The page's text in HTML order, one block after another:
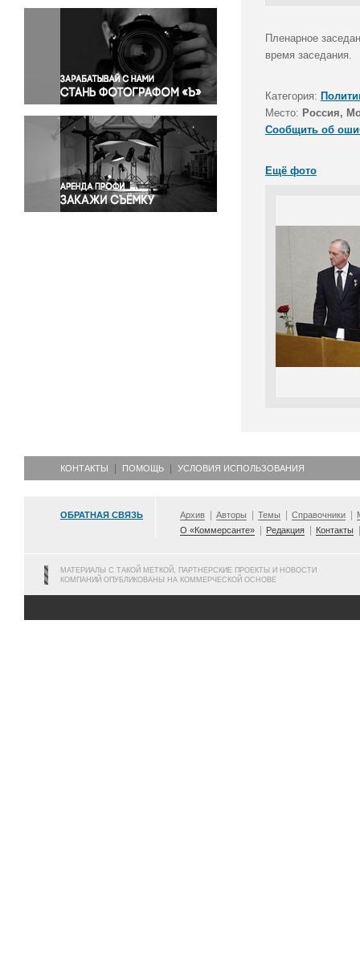
Окружающая среда
Политика
Правосудие
Происшествия и конфликты
Религия
Светская жизнь
Спорт
Экология
Экономика и бизнес
Пленарное
время заседания.
Категория:
Место: Россия,
Сообщить об
Ещё фото
КОНТАКТЫ ПОМОЩЬ УСЛОВИЯ ИСПОЛЬЗОВАНИЯ
ОБРАТНАЯ СВЯЗЬ Архив Авторы Темы Справочники
О «Коммерсанте»
Редакция Контакты
МАТЕРИАЛЫ С ТАКОЙ МЕТКОЙ, ПАРТНЕРСКИЕ ПРОЕКТЫ И НОВОСТИ
КОМПАНИЙ ОПУБЛИКОВАНЫ НА КОММЕРЧЕСКОЙ ОСНОВЕ